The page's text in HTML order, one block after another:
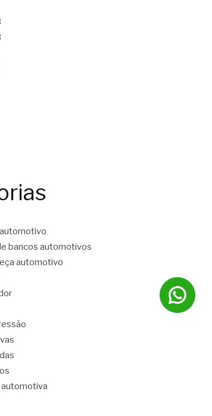
bancos automotivos
automotivo
automotiva